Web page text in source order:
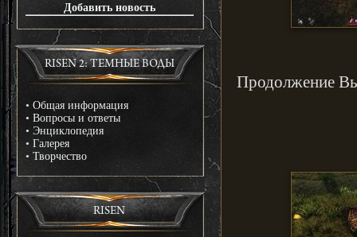
Добавить новость
RISEN 2: ТЕМНЫЕ ВОДЫ
• Общая информация
• Вопросы и ответы
• Энциклопедия
• Галерея
• Творчество
RISEN
Продолжение